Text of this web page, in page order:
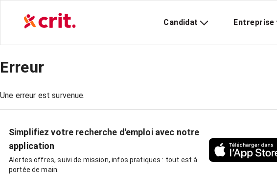
Candidat Entreprise
Erreur
Une erreur est survenue.
Simplifiez votre recherche d'emploi avec notre
application
Alertes offres, suivi de mission, infos pratiques : tout est à
portée de main.